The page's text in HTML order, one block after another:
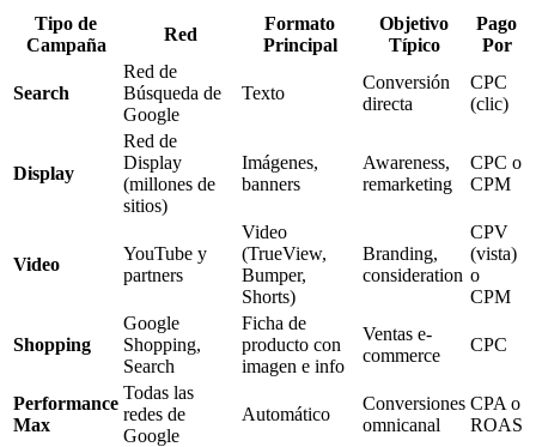
Tipo de
Campaña
Red
Formato
Principal
Objetivo
Típico
Pago
Por
Search
Red de
Búsqueda de
Google
Texto
Conversión
directa
CPC
(clic)
Display
Red de
Display
(millones de
sitios)
Imágenes,
banners
Awareness,
remarketing
CPC o
CPM
Video
YouTube y
partners
Video
(TrueView,
Bumper,
Shorts)
Branding,
consideration
CPV
(vista)
o
CPM
Shopping
Google
Shopping,
Search
Ficha de
producto con
imagen e info
Ventas e-
commerce
CPC
Performance
Max
Todas las
redes de
Google
Automático
Conversiones
omnicanal
CPA o
ROAS